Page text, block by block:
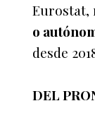
Eurostat,
o
desde
DEL